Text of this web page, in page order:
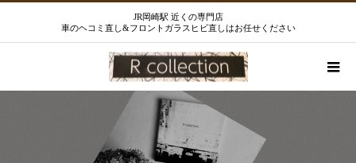
JR岡崎駅 近くの専門店
車のヘコミ直し&フロントガラスヒビ直しはお任せください